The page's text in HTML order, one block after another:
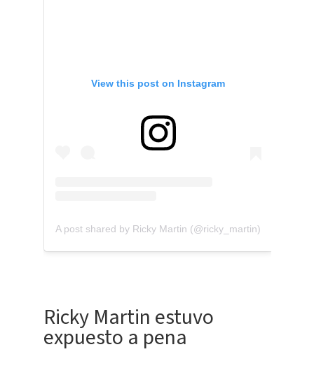
View this post on Instagram
A post shared by Ricky Martin (@ricky_martin)
Ricky Martin estuvo
expuesto a pena